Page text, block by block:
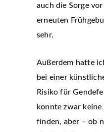
auch die Sorge
erneuten
sehr.
Außerdem hatte
bei einer
Risiko für
konnte zwar
finden, aber – ob